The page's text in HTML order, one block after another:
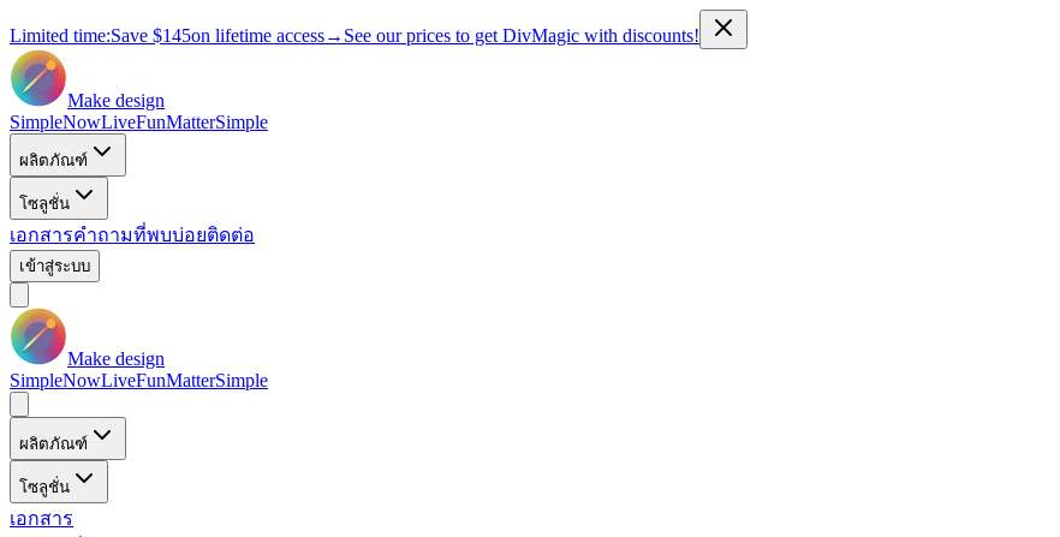
Limited time:Save $145on lifetime access→ See our prices to get DivMagic with discounts!
Make design
SimpleNowLiveFunMatterSimple
ผลิตภัณฑ์
โซลูชั่น
เอกสารคำถามที่พบบ่อยติดต่อ
เข้าสู่ระบบ
Make design
SimpleNowLiveFunMatterSimple
ผลิตภัณฑ์
โซลูชั่น
เอกสาร